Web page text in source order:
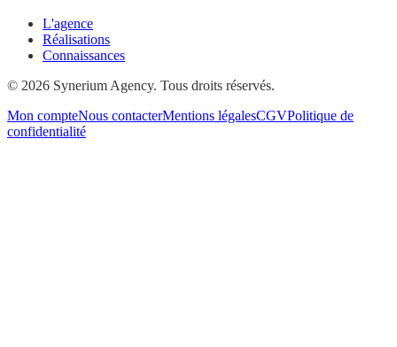
L'agence
Réalisations
Connaissances
© 2026 Synerium Agency. Tous droits réservés.
Mon compteNous contacterMentions légalesCGVPolitique de
confidentialité